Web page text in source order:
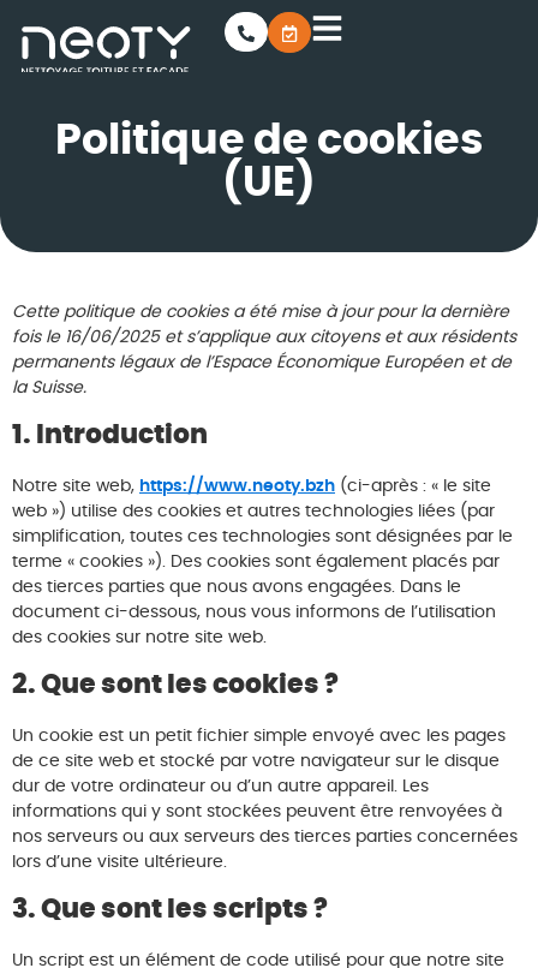
Politique de cookies
(UE)
Cette politique de cookies a été mise à jour pour la dernière
fois le 16/06/2025 et s’applique aux citoyens et aux résidents
permanents légaux de l’Espace Économique Européen et de
la Suisse.
1. Introduction
Notre site web, https://www.neoty.bzh (ci-après : « le site
web ») utilise des cookies et autres technologies liées (par
simplification, toutes ces technologies sont désignées par le
terme « cookies »). Des cookies sont également placés par
des tierces parties que nous avons engagées. Dans le
document ci-dessous, nous vous informons de l’utilisation
des cookies sur notre site web.
2. Que sont les cookies ?
Un cookie est un petit fichier simple envoyé avec les pages
de ce site web et stocké par votre navigateur sur le disque
dur de votre ordinateur ou d’un autre appareil. Les
informations qui y sont stockées peuvent être renvoyées à
nos serveurs ou aux serveurs des tierces parties concernées
lors d’une visite ultérieure.
3. Que sont les scripts ?
Un script est un élément de code utilisé pour que notre site